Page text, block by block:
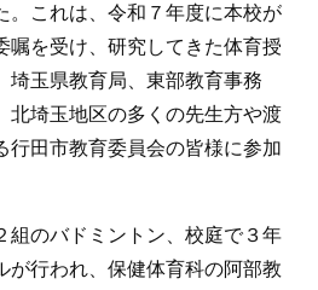
。これは、令和７年度に本校が
嘱を受け、研究してきた体育授
埼玉県教育局、東部教育事務
北埼玉地区の多くの先生方や渡
行田市教育委員会の皆様に参加
した。
のバドミントン、校庭で３年
が行われ、保健体育科の阿部教